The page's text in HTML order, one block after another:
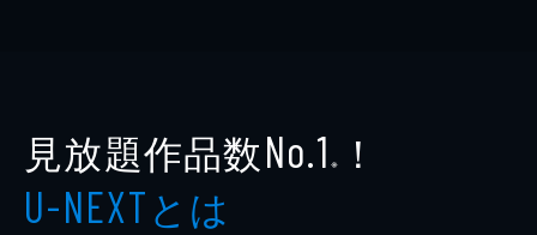
見放題作品数No.1 ※ ！
U-NEXTとは